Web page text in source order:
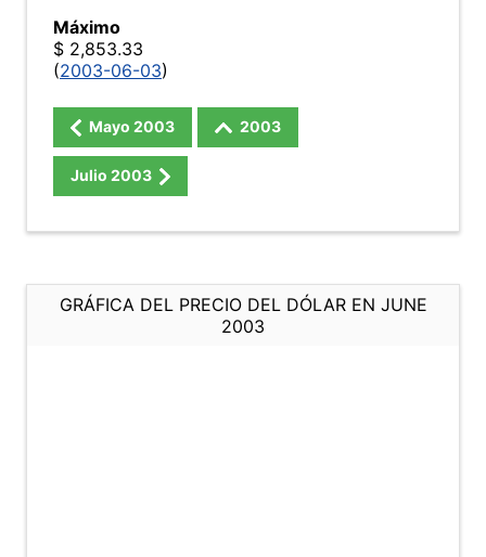
Máximo
$ 2,853.33
(2003-06-03)
Mayo 2003 2003
Julio 2003
GRÁFICA DEL PRECIO DEL DÓLAR EN JUNE
2003